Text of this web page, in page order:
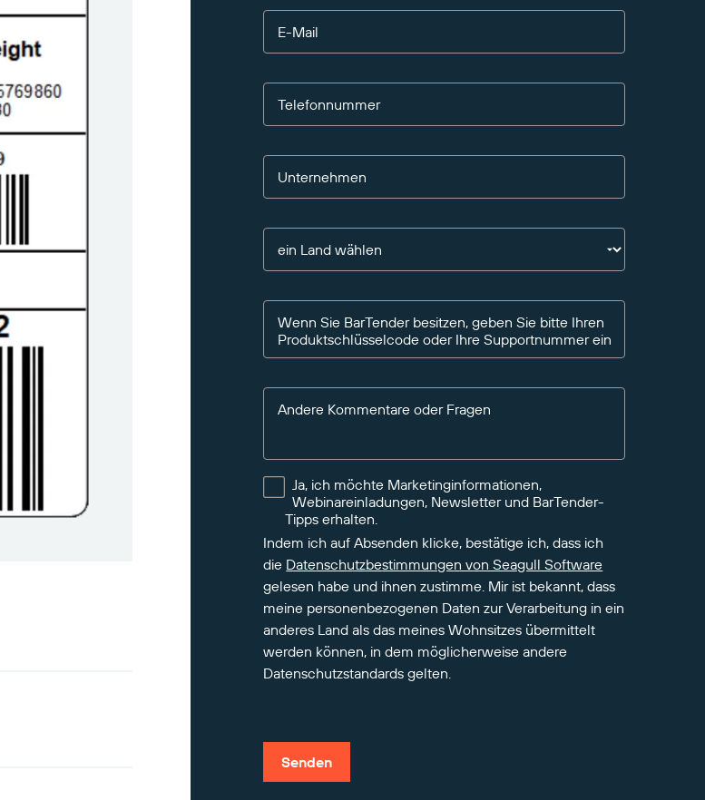
E-Mail
Telefonnummer
Unternehmen
ein Land wählen
Wenn Sie BarTender besitzen, geben Sie bitte Ihren
Produktschlüsselcode oder Ihre Supportnummer ein
Andere Kommentare oder Fragen
Ja, ich möchte Marketinginformationen,
Webinareinladungen, Newsletter und BarTender-
Tipps erhalten.
Indem ich auf Absenden klicke, bestätige ich, dass ich
die Datenschutzbestimmungen von Seagull Software
gelesen habe und ihnen zustimme. Mir ist bekannt, dass
meine personenbezogenen Daten zur Verarbeitung in ein
anderes Land als das meines Wohnsitzes übermittelt
werden können, in dem möglicherweise andere
Datenschutzstandards gelten.
Senden